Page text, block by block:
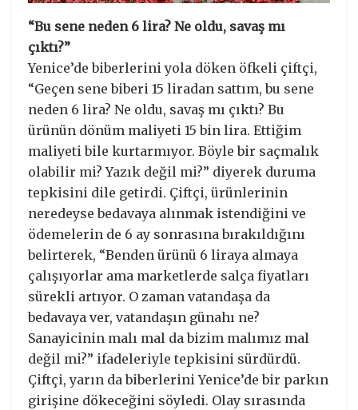
“Bu sene neden 6 lira? Ne oldu, savaş mı
çıktı?”
Yenice’de biberlerini yola döken öfkeli çiftçi,
“Geçen sene biberi 15 liradan sattım, bu sene
neden 6 lira? Ne oldu, savaş mı çıktı? Bu
ürünün dönüm maliyeti 15 bin lira. Ettiğim
maliyeti bile kurtarmıyor. Böyle bir saçmalık
olabilir mi? Yazık değil mi?” diyerek duruma
tepkisini dile getirdi. Çiftçi, ürünlerinin
neredeyse bedavaya alınmak istendiğini ve
ödemelerin de 6 ay sonrasına bırakıldığını
belirterek, “Benden ürünü 6 liraya almaya
çalışıyorlar ama marketlerde salça fiyatları
sürekli artıyor. O zaman vatandaşa da
bedavaya ver, vatandaşın günahı ne?
Sanayicinin malı mal da bizim malımız mal
değil mi?” ifadeleriyle tepkisini sürdürdü.
Çiftçi, yarın da biberlerini Yenice’de bir parkın
girişine dökeceğini söyledi. Olay sırasında